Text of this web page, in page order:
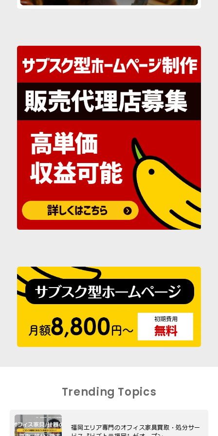
Trending Topics
福岡エリア専門のオフィス家具買取・処分サー